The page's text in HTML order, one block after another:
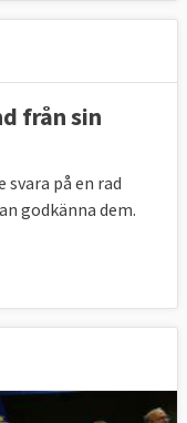
från sin
på en rad
godkänna dem.